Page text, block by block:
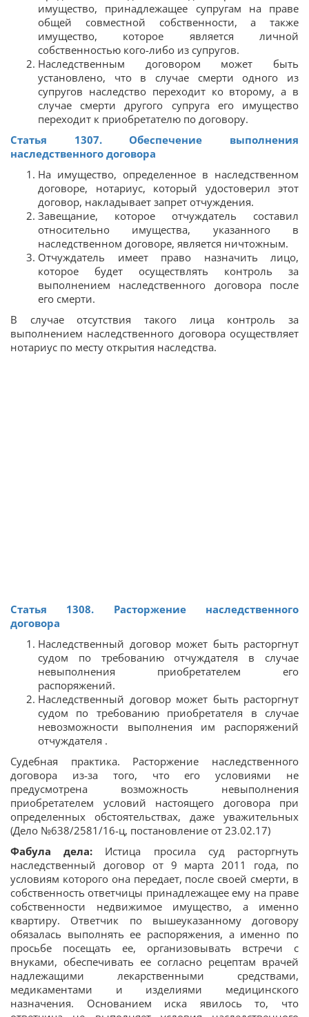
имущество, принадлежащее супругам на праве
общей совместной собственности, а также
имущество, которое является личной
собственностью кого-либо из супругов.
Наследственным договором может быть
установлено, что в случае смерти одного из
супругов наследство переходит ко второму, а в
случае смерти другого супруга его имущество
переходит к приобретателю по договору.
Статья 1307. Обеспечение выполнения
наследственного договора
На имущество, определенное в наследственном
договоре, нотариус, который удостоверил этот
договор, накладывает запрет отчуждения.
Завещание, которое отчуждатель составил
относительно имущества, указанного в
наследственном договоре, является ничтожным.
Отчуждатель имеет право назначить лицо,
которое будет осуществлять контроль за
выполнением наследственного договора после
его смерти.
В случае отсутствия такого лица контроль за
выполнением наследственного договора осуществляет
нотариус по месту открытия наследства.
Статья 1308. Расторжение наследственного
договора
Наследственный договор может быть расторгнут
судом по требованию отчуждателя в случае
невыполнения приобретателем его
распоряжений.
Наследственный договор может быть расторгнут
судом по требованию приобретателя в случае
невозможности выполнения им распоряжений
отчуждателя .
Судебная практика. Расторжение наследственного
договора из-за того, что его условиями не
предусмотрена возможность невыполнения
приобретателем условий настоящего договора при
определенных обстоятельствах, даже уважительных
(Дело №638/2581/16-ц, постановление от 23.02.17)
Фабула дела: Истица просила суд расторгнуть
наследственный договор от 9 марта 2011 года, по
условиям которого она передает, после своей смерти, в
собственность ответчицы принадлежащее ему на праве
собственности недвижимое имущество, а именно
квартиру. Ответчик по вышеуказанному договору
обязалась выполнять ее распоряжения, а именно по
просьбе посещать ее, организовывать встречи с
внуками, обеспечивать ее согласно рецептам врачей
надлежащими лекарственными средствами,
медикаментами и изделиями медицинского
назначения. Основанием иска явилось то, что